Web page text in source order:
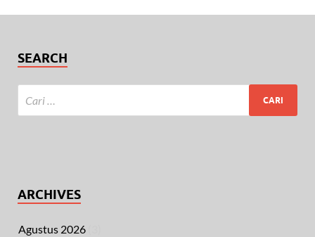
SEARCH
ARCHIVES
Agustus 2026